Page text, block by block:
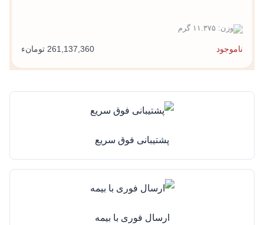
وزن: ۱۱.۳۷۵ گرم
ناموجود 261,137,360 تومانء
پشتیبانی فوق سریع
ارسال فوری با بیمه